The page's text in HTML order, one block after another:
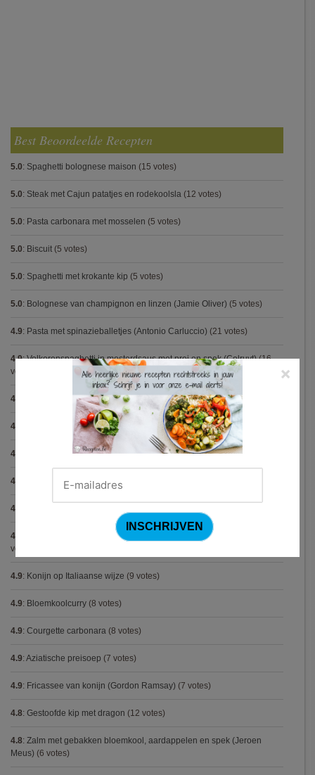
Best Beoordeelde Recepten
5.0: Spaghetti bolognese maison (15 votes)
5.0: Steak met Cajun patatjes en rodekoolsla (12 votes)
5.0: Pasta carbonara met mosselen (5 votes)
5.0: Biscuit (5 votes)
5.0: Spaghetti met krokante kip (5 votes)
5.0: Bolognese van champignon en linzen (Jamie Oliver) (5 votes)
4.9: Pasta met spinazieballetjes (Antonio Carluccio) (21 votes)
4.9:Volkorenspaghetti in mosterdsaus met prei en spek (Colruyt)(16
votes)
4.9 Gegrilde nougat met esdoornsiroop (14 votes)
4.9 Gegratineerde gehaktballen in tomatensaus(12 votes)
4.9 Gekarameliseerd witloof met serranoham (Ottolenghi)(11 votes)
4.9 Pizza chicken BBQ(11 votes)
4.9
4.9 Aspergepuree met garnalen en zure room (Piet Huysentruyt)
votes)
4.9: Konijn op Italiaanse wijze (9 votes)
4.9: Bloemkoolcurry (8 votes)
4.9: Courgette carbonara (8 votes)
4.9: Aziatische preisoep (7 votes)
4.9: Fricassee van konijn (Gordon Ramsay) (7 votes)
4.8: Gestoofde kip met dragon (12 votes)
4.8: Zalm met gebakken bloemkool, aardappelen en spek (Jeroen
Meus) (6 votes)
×